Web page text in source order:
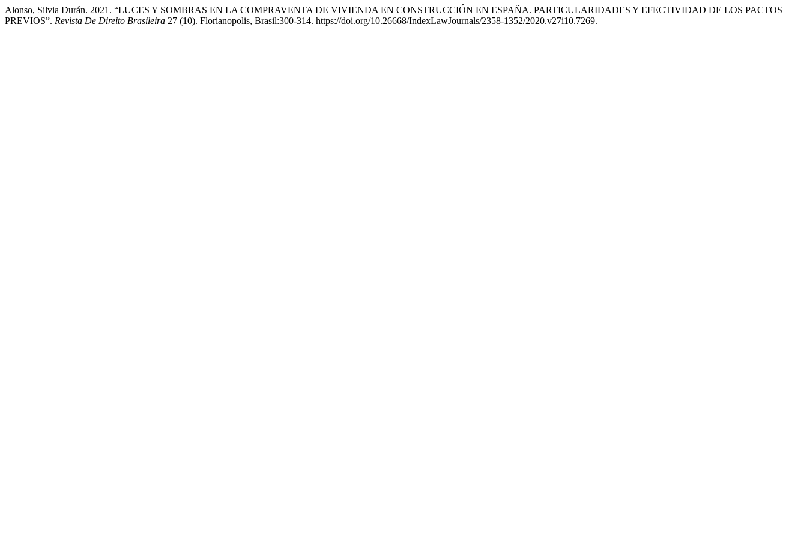
Alonso, Silvia Durán. 2021. “LUCES Y SOMBRAS EN LA COMPRAVENTA DE VIVIENDA EN CONSTRUCCIÓN EN ESPAÑA. PARTICULARIDADES Y EFECTIVIDAD DE LOS PACTOS
PREVIOS”. Revista De Direito Brasileira 27 (10). Florianopolis, Brasil:300-314. https://doi.org/10.26668/IndexLawJournals/2358-1352/2020.v27i10.7269.